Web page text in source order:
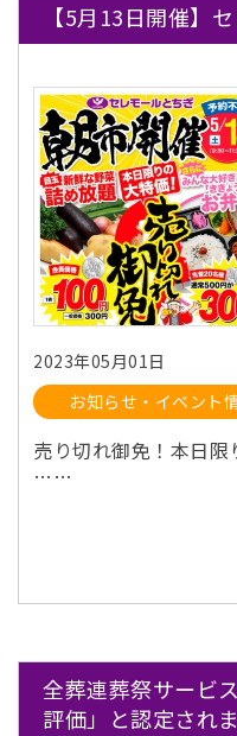
【5月13日開催】
2023年05月01日
お知らせ・イベント
売り切れ御免！本日
……
全葬連葬祭サービ
評価」と認定され